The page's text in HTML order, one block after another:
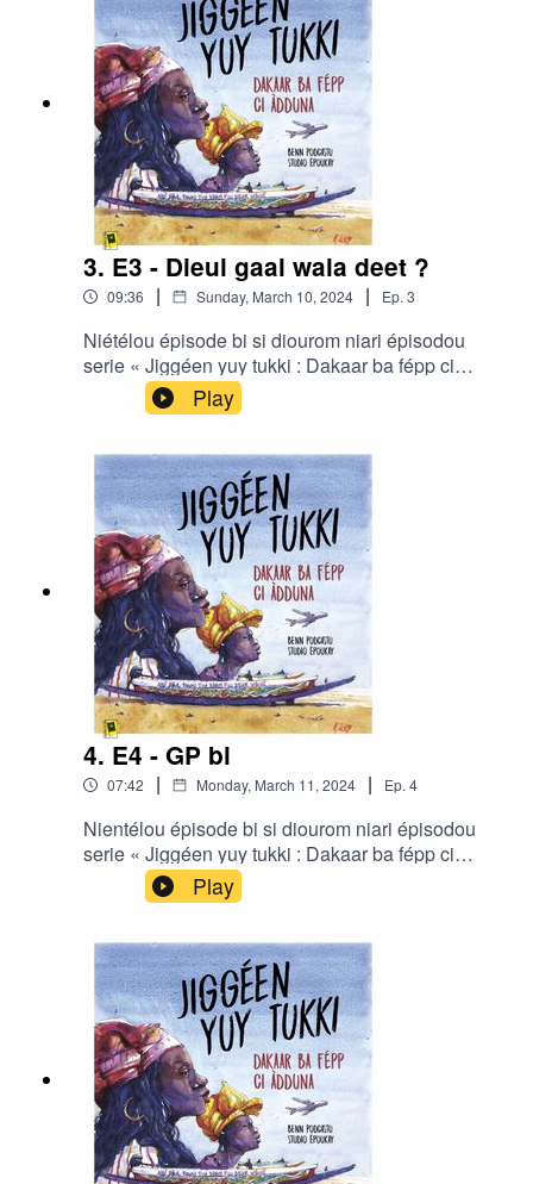
3. E3 - Dieul gaal wala deet ?
09:36 | Sunday, March 10, 2024 | Ep. 3
Niétélou épisode bi si diourom niari épisodou
serie « Jiggéen yuy tukki : Dakaar ba fépp ci
àdduna » gniko realisé di Ibrahima Diouf ak Clair
Rivière bou studio Ëpoukay.
Play
4. E4 - GP bi
07:42 | Monday, March 11, 2024 | Ep. 4
Nientélou épisode bi si diourom niari épisodou
serie « Jiggéen yuy tukki : Dakaar ba fépp ci
àdduna » gniko realisé di Ibrahima Diouf ak Clair
Rivière bou studio Ëpoukay.
Play